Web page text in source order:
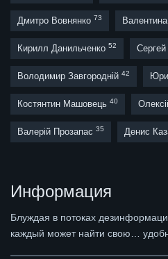
Дмитро Вовнянко 73
Кирилл Данильченко 52
Володимир Завгородній 42
Костянтин Машовець 40
Валерій Прозапас 35 Денис
Информация
Блуждая в потоках
каждый может найти свою…